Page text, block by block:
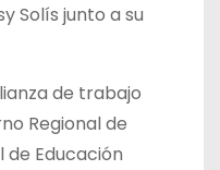
Solís junto a su
de trabajo
Regional de
de Educación